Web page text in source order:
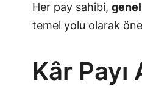
Her pay sahibi,
temel yolu olarak öne
Kâr Payı